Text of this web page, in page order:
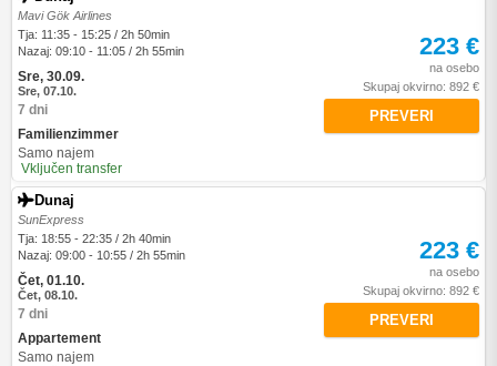
Mavi Gök Airlines
Tja: 11:35 - 15:25 / 2h 50min
Nazaj: 09:10 - 11:05 / 2h 55min
Sre, 30.09.
Sre, 07.10.
7 dni
Familienzimmer
Samo najem
Vključen transfer
223 €
na osebo
Skupaj okvirno: 892 €
PREVERI
Dunaj
SunExpress
Tja: 18:55 - 22:35 / 2h 40min
Nazaj: 09:00 - 10:55 / 2h 55min
Čet, 01.10.
Čet, 08.10.
7 dni
Appartement
Samo najem
223 €
na osebo
Skupaj okvirno: 892 €
PREVERI